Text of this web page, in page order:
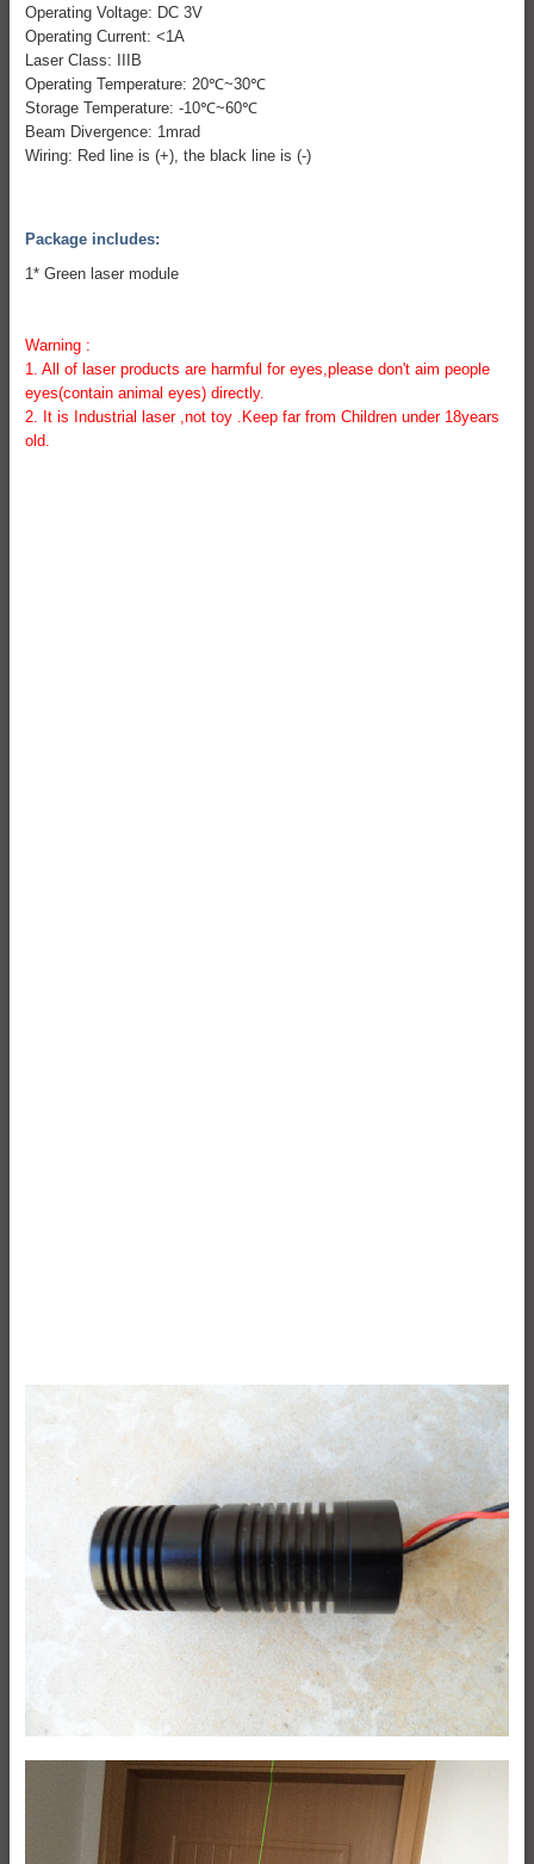
Operating Voltage: DC 3V
Operating Current: <1A
Laser Class: IIIB
Operating Temperature: 20℃~30℃
Storage Temperature: -10℃~60℃
Beam Divergence: 1mrad
Wiring: Red line is (+), the black line is (-)
Package includes:
1* Green laser module
Warning :
1. All of laser products are harmful for eyes,please don't aim people
eyes(contain animal eyes) directly.
2. It is Industrial laser ,not toy .Keep far from Children under 18years
old.